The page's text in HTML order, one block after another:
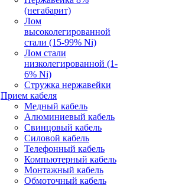
(негабарит)
Лом
высоколегированной
стали (15-99% Ni)
Лом стали
низколегированной (1-
6% Ni)
Стружка нержавейки
Прием кабеля
Медный кабель
Алюминиевый кабель
Свинцовый кабель
Силовой кабель
Телефонный кабель
Компьютерный кабель
Монтажный кабель
Обмоточный кабель